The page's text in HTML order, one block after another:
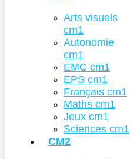
Arts visuels
cm1
Autonomie
cm1
EMC cm1
EPS cm1
Français cm1
Maths cm1
Jeux cm1
Sciences cm1
CM2